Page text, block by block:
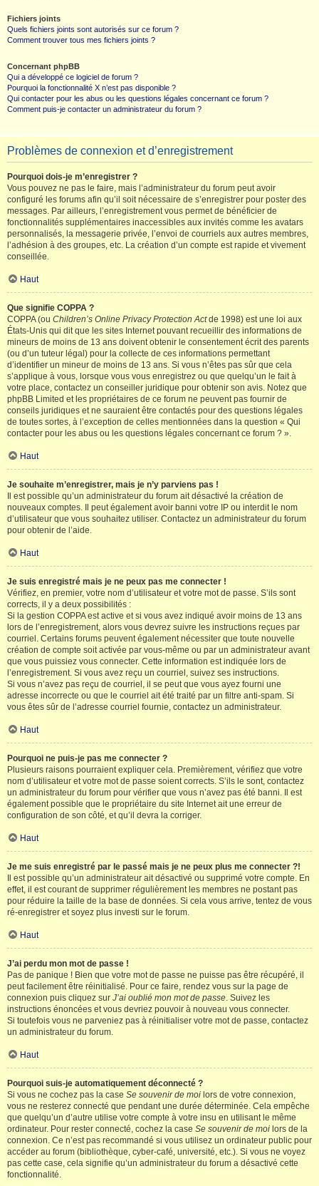
Fichiers joints
Quels fichiers joints sont autorisés sur ce forum ?
Comment trouver tous mes fichiers joints ?
Concernant phpBB
Qui a développé ce logiciel de forum ?
Pourquoi la fonctionnalité X n’est pas disponible ?
Qui contacter pour les abus ou les questions légales concernant ce forum ?
Comment puis-je contacter un administrateur du forum ?
Problèmes de connexion et d’enregistrement
Pourquoi dois-je m’enregistrer ?
Vous pouvez ne pas le faire, mais l’administrateur du forum peut avoir
configuré les forums afin qu’il soit nécessaire de s’enregistrer pour poster des
messages. Par ailleurs, l’enregistrement vous permet de bénéficier de
fonctionnalités supplémentaires inaccessibles aux invités comme les avatars
personnalisés, la messagerie privée, l’envoi de courriels aux autres membres,
l’adhésion à des groupes, etc. La création d’un compte est rapide et vivement
conseillée.
Haut
Que signifie COPPA ?
COPPA (ou Children’s Online Privacy Protection Actde 1998) est une loi aux
États-Unis qui dit que les sites Internet pouvant recueillir des informations de
mineurs de moins de 13 ans doivent obtenir le consentement écrit des parents
(ou d’un tuteur légal) pour la collecte de ces informations permettant
d’identifier un mineur de moins de 13 ans. Si vous n’êtes pas sûr que cela
s’applique à vous, lorsque vous vous enregistrez ou que quelqu’un le fait à
votre place, contactez un conseiller juridique pour obtenir son avis. Notez que
phpBB Limited et les propriétaires de ce forum ne peuvent pas fournir de
conseils juridiques et ne sauraient être contactés pour des questions légales
de toutes sortes, à l’exception de celles mentionnées dans la question « Qui
contacter pour les abus ou les questions légales concernant ce forum ? ».
Haut
Je souhaite m’enregistrer, mais je n’y parviens pas !
Il est possible qu’un administrateur du forum ait désactivé la création de
nouveaux comptes. Il peut également avoir banni votre IP ou interdit le nom
d’utilisateur que vous souhaitez utiliser. Contactez un administrateur du forum
pour obtenir de l’aide.
Haut
Je suis enregistré mais je ne peux pas me connecter !
Vérifiez, en premier, votre nom d’utilisateur et votre mot de passe. S’ils sont
corrects, il y a deux possibilités :
Si la gestion COPPA est active et si vous avez indiqué avoir moins de 13 ans
lors de l’enregistrement, alors vous devrez suivre les instructions reçues par
courriel. Certains forums peuvent également nécessiter que toute nouvelle
création de compte soit activée par vous-même ou par un administrateur avant
que vous puissiez vous connecter. Cette information est indiquée lors de
l’enregistrement. Si vous avez reçu un courriel, suivez ses instructions.
Si vous n’avez pas reçu de courriel, il se peut que vous ayez fourni une
adresse incorrecte ou que le courriel ait été traité par un filtre anti-spam. Si
vous êtes sûr de l’adresse courriel fournie, contactez un administrateur.
Haut
Pourquoi ne puis-je pas me connecter ?
Plusieurs raisons pourraient expliquer cela. Premièrement, vérifiez que votre
nom d’utilisateur et votre mot de passe soient corrects. S’ils le sont, contactez
un administrateur du forum pour vérifier que vous n’avez pas été banni. Il est
également possible que le propriétaire du site Internet ait une erreur de
configuration de son côté, et qu’il devra la corriger.
Haut
Je me suis enregistré par le passé mais je ne peux plus me connecter ?!
Il est possible qu’un administrateur ait désactivé ou supprimé votre compte. En
effet, il est courant de supprimer régulièrement les membres ne postant pas
pour réduire la taille de la base de données. Si cela vous arrive, tentez de vous
ré-enregistrer et soyez plus investi sur le forum.
Haut
J’ai perdu mon mot de passe !
Pas de panique ! Bien que votre mot de passe ne puisse pas être récupéré, il
peut facilement être réinitialisé. Pour ce faire, rendez vous sur la page de
connexion puis cliquez sur J’ai oublié mon mot de passe. Suivez les
instructions énoncées et vous devriez pouvoir à nouveau vous connecter.
Si toutefois vous ne parveniez pas à réinitialiser votre mot de passe, contactez
un administrateur du forum.
Haut
Pourquoi suis-je automatiquement déconnecté ?
Si vous ne cochez pas la case Se souvenir de moi lors de votre connexion,
vous ne resterez connecté que pendant une durée déterminée. Cela empêche
que quelqu’un d’autre utilise votre compte à votre insu en utilisant le même
ordinateur. Pour rester connecté, cochez la case Se souvenir de moi lors de la
connexion. Ce n’est pas recommandé si vous utilisez un ordinateur public pour
accéder au forum (bibliothèque, cyber-café, université, etc.). Si vous ne voyez
pas cette case, cela signifie qu’un administrateur du forum a désactivé cette
fonctionnalité.